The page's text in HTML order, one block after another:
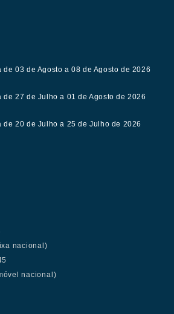
de 03 de Agosto a 08 de Agosto de 2026
de 27 de Julho a 01 de Agosto de 2026
de 20 de Julho a 25 de Julho de 2026
nacional)
nacional)